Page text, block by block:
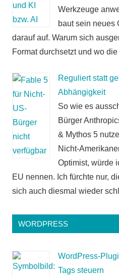
Werkzeuge
baut sein neues
darauf auf. Warum sich
Format durchsetzt und wo
Reguliert statt
Abhängigkeit
So wie es
Bürger
& Mythos 5
Nicht-
Optimist, würde
EU nennen. Ich fürchte nur,
sich auch diesmal wieder
WORDPRESS
WordPress-
Tags steuern